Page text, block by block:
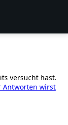
versucht hast.
Antworten wirst